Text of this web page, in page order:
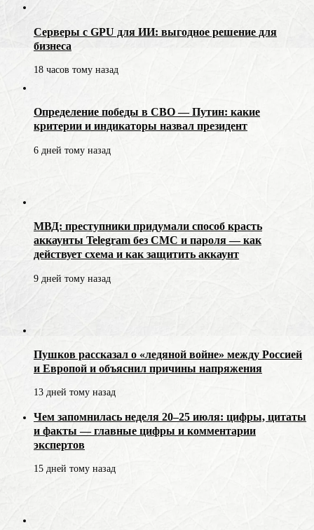
Серверы с GPU для ИИ: выгодное решение для
бизнеса
18 часов тому назад
Определение победы в СВО — Путин: какие
критерии и индикаторы назвал президент
6 дней тому назад
МВД: преступники придумали способ красть
аккаунты Telegram без СМС и пароля — как
действует схема и как защитить аккаунт
9 дней тому назад
Пушков рассказал о «ледяной войне» между Россией
и Европой и объяснил причины напряжения
13 дней тому назад
Чем запомнилась неделя 20–25 июля: цифры, цитаты
и факты — главные цифры и комментарии
экспертов
15 дней тому назад